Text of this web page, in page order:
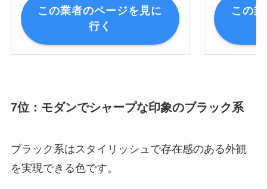
この業者のページを見に
行く
この
7位：モダンでシャープな印象のブラック系
ブラック系はスタイリッシュで存在感のある外観
を実現できる色です。